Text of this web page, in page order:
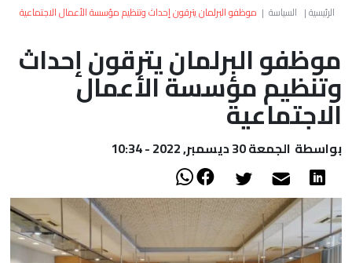
العالم
أعمدة
الصحراء
الرئيسية| السياسة | موظفو البرلمان يترقون إحداث وتنظيم مؤسسة الأعمال الاجتماعية
موظفو البرلمان يترقون إحداث
وتنظيم مؤسسة الأعمال
الاجتماعية
بواسطة الجمعة 30 ديسمبر, 2022 - 10:34